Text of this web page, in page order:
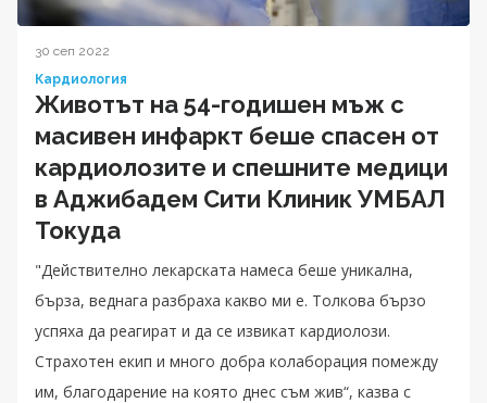
30 сеп 2022
Кардиология
Животът на 54-годишен мъж с
масивен инфаркт беше спасен от
кардиолозите и спешните медици
в Аджибадем Сити Клиник УМБАЛ
Токуда
"Действително лекарската намеса беше уникална,
бърза, веднага разбраха какво ми е. Толкова бързо
успяха да реагират и да се извикат кардиолози.
Страхотен екип и много добра колаборация помежду
им, благодарение на която днес съм жив“, казва с